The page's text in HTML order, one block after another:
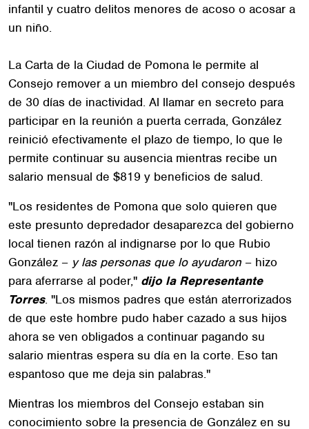
infantil y cuatro delitos menores de acoso o acosar a
un niño.
La Carta de la Ciudad de Pomona le permite al
Consejo remover a un miembro del consejo después
de 30 días de inactividad. Al llamar en secreto para
participar en la reunión a puerta cerrada, González
reinició efectivamente el plazo de tiempo, lo que le
permite continuar su ausencia mientras recibe un
salario mensual de $819 y beneficios de salud.
"Los residentes de Pomona que solo quieren que
este presunto depredador desaparezca del gobierno
local tienen razón al indignarse por lo que Rubio
González – y las personas que lo ayudaron – hizo
para aferrarse al poder," dijo la Representante
Torres. "Los mismos padres que están aterrorizados
de que este hombre pudo haber cazado a sus hijos
ahora se ven obligados a continuar pagando su
salario mientras espera su día en la corte. Eso tan
espantoso que me deja sin palabras."
Mientras los miembros del Consejo estaban sin
conocimiento sobre la presencia de González en su